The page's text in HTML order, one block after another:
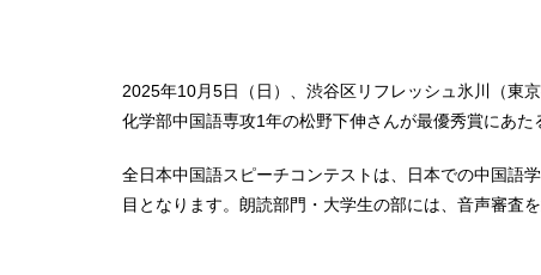
2025年10月5日（日）、渋谷区リフレッシュ氷川（東
化学部中国語専攻1年の松野下伸さんが最優秀賞にあた
全日本中国語スピーチコンテストは、日本での中国語
目となります。朗読部門・大学生の部には、音声審査